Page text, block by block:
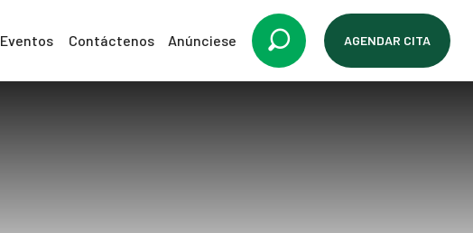
Eventos Contáctenos Anúnciese AGENDAR CITA